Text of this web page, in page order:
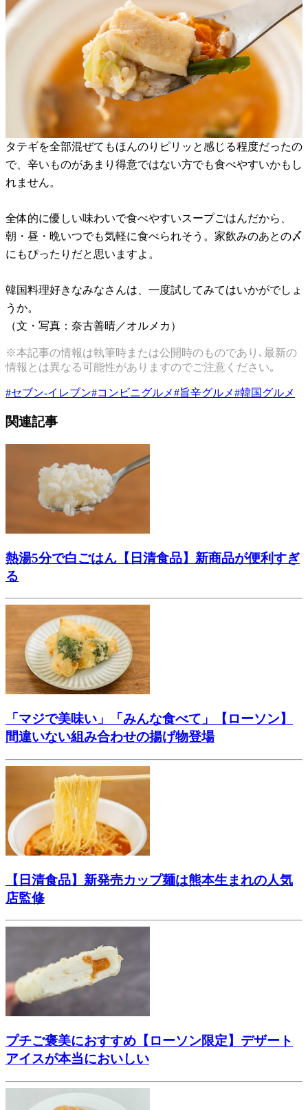
タテギを全部混ぜてもほんのりピリッと感じる程度だったの
で、辛いものがあまり得意ではない方でも食べやすいかもし
れません。
全体的に優しい味わいで食べやすいスープごはんだから、
朝・昼・晩いつでも気軽に食べられそう。家飲みのあとの〆
にもぴったりだと思いますよ。
韓国料理好きなみなさんは、一度試してみてはいかがでしょ
うか。
（文・写真：奈古善晴／オルメカ）
※本記事の情報は執筆時または公開時のものであり､最新の
情報とは異なる可能性がありますのでご注意ください｡
#セブン-イレブン#コンビニグルメ#旨辛グルメ#韓国グルメ
関連記事
熱湯5分で白ごはん【日清食品】新商品が便利すぎ
る
「マジで美味い」「みんな食べて」【ローソン】
間違いない組み合わせの揚げ物登場
【日清食品】新発売カップ麺は熊本生まれの人気
店監修
プチご褒美におすすめ【ローソン限定】デザート
アイスが本当においしい